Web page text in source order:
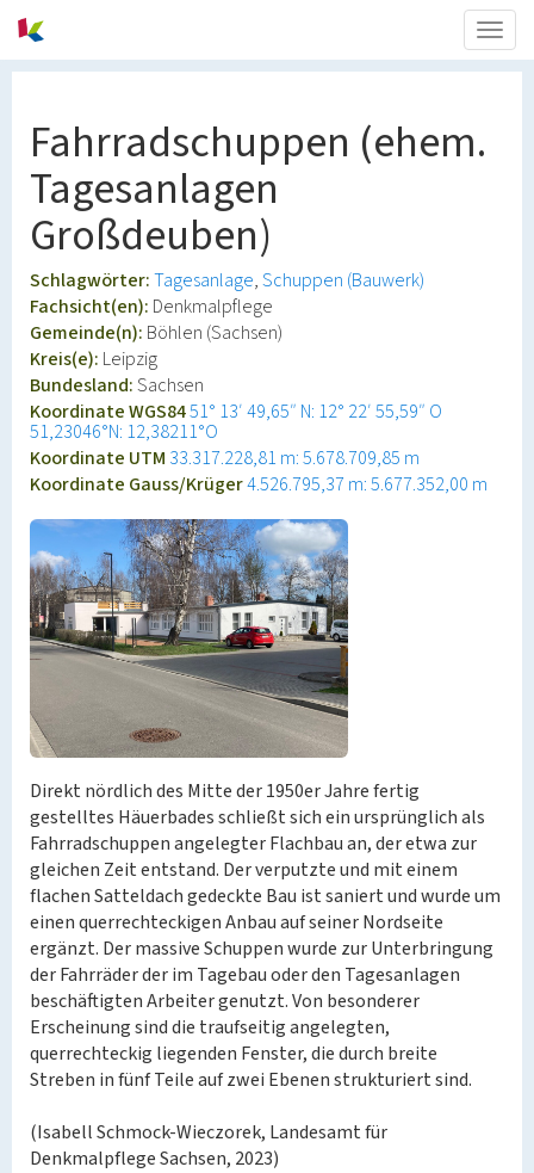
Fahrradschuppen (ehem.
Tagesanlagen
Großdeuben)
Schlagwörter:Tagesanlage Schuppen (Bauwerk)
Fachsicht(en): Denkmalpflege
Gemeinde(n): Böhlen (Sachsen)
Kreis(e): Leipzig
Bundesland:Sachsen
Koordinate WGS8451° 13′ 49,65″ N: 12° 22′ 55,59″ O
51,23046°N: 12,38211°O
Koordinate UTM 33.317.228,81 m: 5.678.709,85 m
Koordinate Gauss/Krüger4.526.795,37 m: 5.677.352,00 m
Direkt nördlich des Mitte der 1950er Jahre fertig
gestelltes Häuerbades schließt sich ein ursprünglich als
Fahrradschuppen angelegter Flachbau an, der etwa zur
gleichen Zeit entstand. Der verputzte und mit einem
flachen Satteldach gedeckte Bau ist saniert und wurde um
einen querrechteckigen Anbau auf seiner Nordseite
ergänzt. Der massive Schuppen wurde zur Unterbringung
der Fahrräder der im Tagebau oder den Tagesanlagen
beschäftigten Arbeiter genutzt. Von besonderer
Erscheinung sind die traufseitig angelegten,
querrechteckig liegenden Fenster, die durch breite
Streben in fünf Teile auf zwei Ebenen strukturiert sind.
(Isabell Schmock-Wieczorek, Landesamt für
Denkmalpflege Sachsen, 2023)